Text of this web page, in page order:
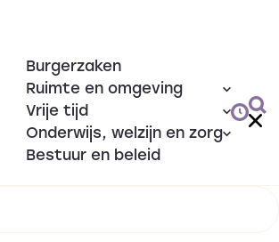
Burgerzaken
Ruimte en omgeving
Vrije tijd
Onderwijs, welzijn en zorg
Bestuur en beleid